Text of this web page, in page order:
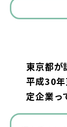
東京都が
平成30
定企業っ